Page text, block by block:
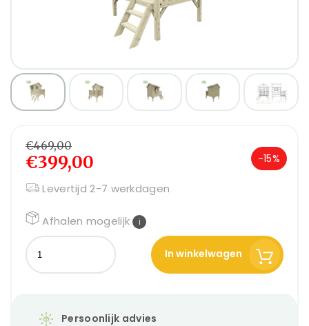
€469,00
€399,00 -15%
Levertijd 2-7 werkdagen
Afhalen mogelijk i
In winkelwagen
Persoonlijk advies